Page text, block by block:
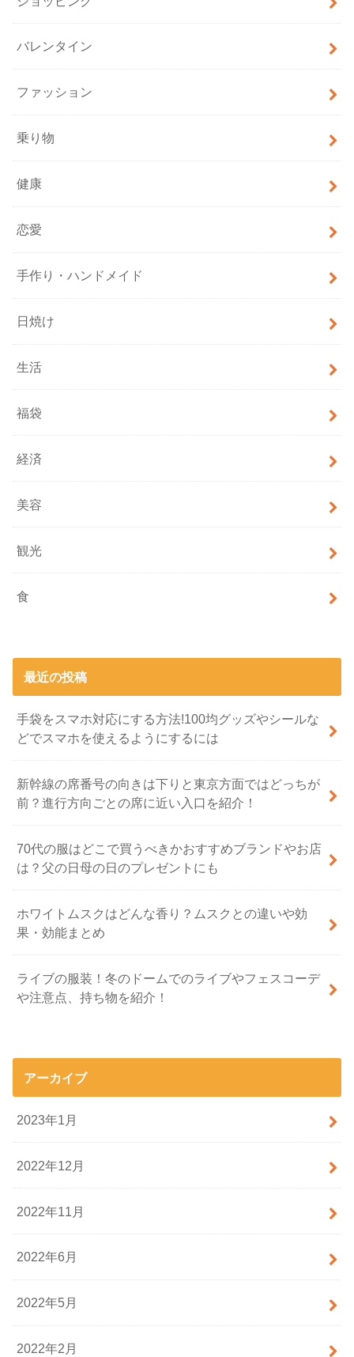
バレンタイン
ファッション
乗り物
健康
恋愛
手作り・ハンドメイド
日焼け
生活
福袋
経済
美容
観光
食
最近の投稿
手袋をスマホ対応にする方法!100均グッズやシールな
どでスマホを使えるようにするには
新幹線の席番号の向きは下りと東京方面ではどっちが
前？進行方向ごとの席に近い入口を紹介！
70代の服はどこで買うべきかおすすめブランドやお店
は？父の日母の日のプレゼントにも
ホワイトムスクはどんな香り？ムスクとの違いや効
果・効能まとめ
ライブの服装！冬のドームでのライブやフェスコーデ
や注意点、持ち物を紹介！
アーカイブ
2023年1月
2022年12月
2022年11月
2022年6月
2022年5月
2022年2月